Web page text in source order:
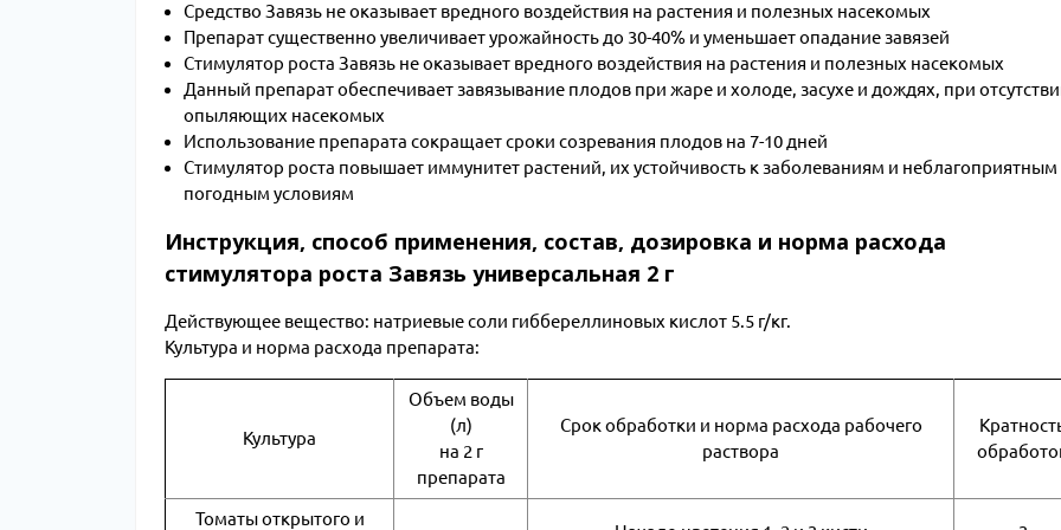
Средство Завязь не оказывает вредного воздействия на растения и полезных насекомых
Препарат существенно увеличивает урожайность до 30-40% и уменьшает опадание завязей
Стимулятор роста Завязь не оказывает вредного воздействия на растения и полезных насекомых
Данный препарат обеспечивает завязывание плодов при жаре и холоде, засухе и дождях, при
опыляющих насекомых
Использование препарата сокращает сроки созревания плодов на 7-10 дней
Стимулятор роста повышает иммунитет растений, их устойчивость к заболеваниям и неблагоприятным
погодным условиям
Инструкция, способ применения, состав, дозировка и норма расхода
стимулятора роста Завязь универсальная 2 г
Действующее вещество: натриевые соли гиббереллиновых кислот 5.5 г/кг.
Культура и норма расхода препарата:
Культура
Объем воды
(л)
на 2 г
препарата
Срок обработки и норма расхода рабочего
раствора
Томаты открытого и